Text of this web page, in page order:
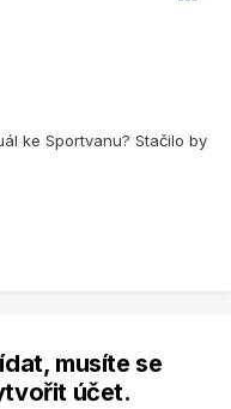
ke Sportvanu? Stačilo by
musíte se
účet.